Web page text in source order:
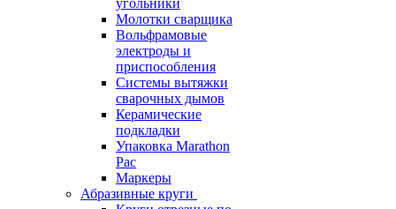
угольники
Молотки сварщика
Вольфрамовые
электроды и
приспособления
Системы вытяжки
сварочных дымов
Керамические
подкладки
Упаковка Marathon
Pac
Маркеры
Абразивные круги